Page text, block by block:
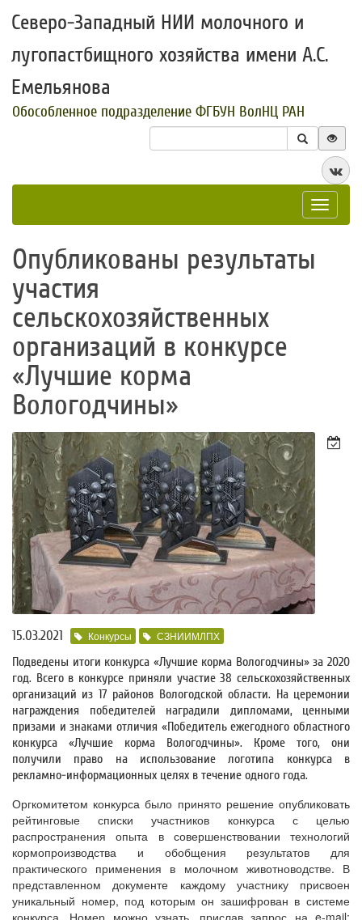
Северо-Западный НИИ молочного и
лугопастбищного хозяйства имени А.С.
Емельянова
Обособленное подразделение ФГБУН ВолНЦ РАН
Toggle
​Опубликованы результаты
участия
сельскохозяйственных
организаций в конкурсе
«Лучшие корма
Вологодчины»
15.03.2021 Конкурсы СЗНИИМЛПХ
Подведены итоги конкурса «Лучшие корма Вологодчины» за 2020
год. Всего в конкурсе приняли участие 38 сельскохозяйственных
организаций из 17 районов Вологодской области. На церемонии
награждения победителей наградили дипломами, ценными
призами и знаками отличия «Победитель ежегодного областного
конкурса «Лучшие корма Вологодчины». Кроме того, они
получили право на использование логотипа конкурса в
рекламно-информационных целях в течение одного года.
Оргкомитетом конкурса было принято решение опубликовать
рейтинговые списки участников конкурса с целью
распространения опыта в совершенствовании технологий
кормопроизводства и обобщения результатов для
практического применения в молочном животноводстве. В
представленном документе каждому участнику присвоен
уникальный номер, под которым он зашифрован в системе